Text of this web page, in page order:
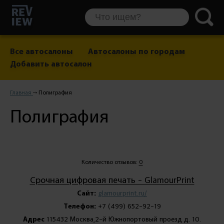
Все автосалоны
Автосалоны по городам
Добавить автосалон
Главная Полиграфия
Полиграфия
Количество отзывов: 0
Срочная цифровая печать - GlamourPrint
Сайт: glamourprint.ru/
Телефон:+7 (499) 652-92-19
Адрес 115432 Москва,2-й Южнопортовый проезд д. 10.